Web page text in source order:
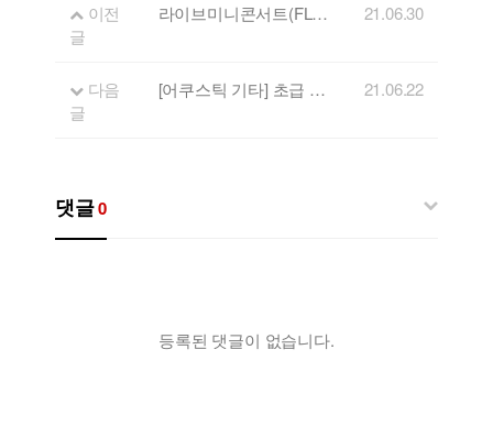
이전
글
라이브미니콘서트(FLL) 5회 출연자 - 밴드 YDM 21.06.30
다음
글
[어쿠스틱 기타] 초급 교육 수강생 모집 21.06.22
댓글0
등록된 댓글이 없습니다.